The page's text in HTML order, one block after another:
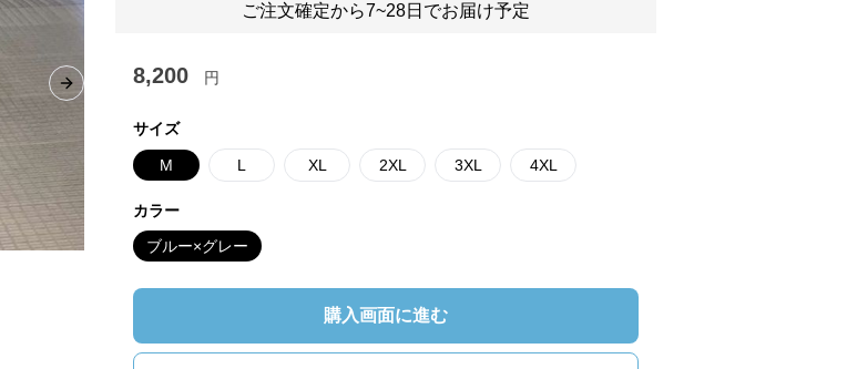
Next slide
ご注文確定から7~28日でお届け予定
8,200 円
サイズ
M L XL 2XL 3XL 4XL
カラー
ブルー×グレー
購入画面に進む